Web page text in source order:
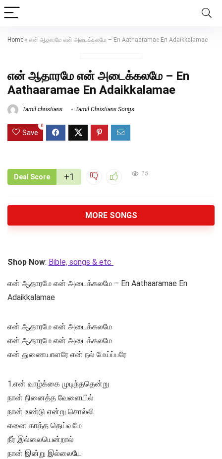
Home » என் ஆதாரமே என் அடைக்கலமே – En Aathaaramae En Adaikkalamae
என் ஆதாரமே என் அடைக்கலமே – En
Aathaaramae En Adaikkalamae
Tamil christians Tamil Christians Songs
Save
0
Deal Score +1 15
MORE SONGS
Shop Now: Bible, songs & etc
என் ஆதாரமே என் அடைக்கலமே – En Aathaaramae En
Adaikkalamae
என் ஆதாரமே என் அடைக்கலமே
என் ஆதாரமே என் அடைக்கலமே
என் துணையாளரே என் நல் மேய்ப்பரே
1.என் வாழ்க்கை முடிந்ததென்று
நான் நினைத்த வேளையில்
நான் உண்டு என்று சொல்லி
எனை காத்த தெய்வமே
நீர் இல்லையென்றால்
நான் இன்று இல்லையே